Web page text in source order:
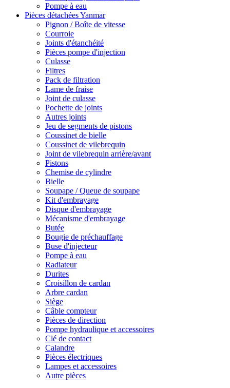
Pompe à eau
Pièces détachées Yanmar
Pignon / Boîte de vitesse
Courroie
Joints d'étanchéité
Pièces pompe d'injection
Culasse
Filtres
Pack de filtration
Lame de fraise
Joint de culasse
Pochette de joints
Autres joints
Jeu de segments de pistons
Coussinet de bielle
Coussinet de vilebrequin
Joint de vilebrequin arrière/avant
Pistons
Chemise de cylindre
Bielle
Soupape / Queue de soupape
Kit d'embrayage
Disque d'embrayage
Mécanisme d'embrayage
Butée
Bougie de préchauffage
Buse d'injecteur
Pompe à eau
Radiateur
Durites
Croisillon de cardan
Arbre cardan
Siège
Câble compteur
Pièces de direction
Pompe hydraulique et accessoires
Clé de contact
Calandre
Pièces électriques
Lampes et accessoires
Autre pièces